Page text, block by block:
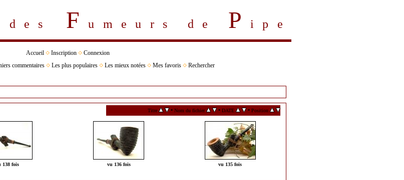
des Fumeurs de P ipe
Accueil Inscription
Connexion
commentaires Les plus populaires Les mieux notées Mes favoris Rechercher
Titre • Nom du fichier • DATE • Position
138 fois vu 136 fois vu 135 fois